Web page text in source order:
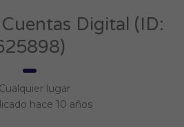
Digital (ID:
Cualquier lugar
hace 10 años